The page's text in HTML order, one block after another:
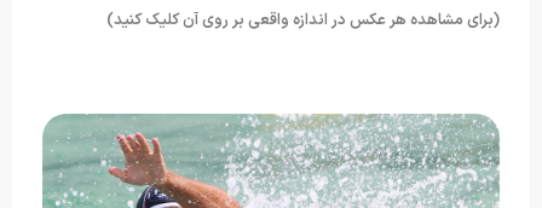
(برای مشاهده هر عکس در اندازه واقعی بر روی آن کلیک کنید)